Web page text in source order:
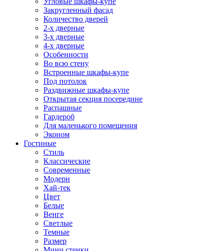
Закругленный фасад
Количество дверей
2-х дверные
3-х дверные
4-х дверные
Особенности
Во всю стену
Встроенные шкафы-купе
Под потолок
Раздвижные шкафы-купе
Открытая секция посередине
Распашные
Гардероб
Для маленького помещения
Эконом
Гостиные
Стиль
Классические
Современные
Модерн
Хай-тек
Цвет
Белые
Венге
Светлые
Темные
Размер